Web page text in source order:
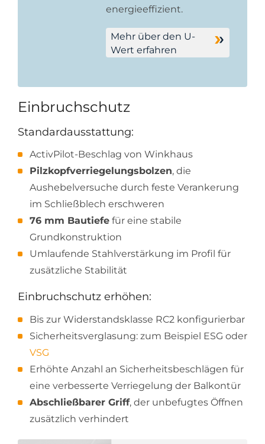
energieeffizient.
Mehr über den U-
Wert erfahren
Einbruchschutz
Standardausstattung:
ActivPilot-Beschlag von Winkhaus
Pilzkopfverriegelungsbolzen, die
Aushebelversuche durch feste Verankerung
im Schließblech erschweren
76 mm Bautiefe für eine stabile
Grundkonstruktion
Umlaufende Stahlverstärkung im Profil für
zusätzliche Stabilität
Einbruchschutz erhöhen:
Bis zur Widerstandsklasse RC2 konfigurierbar
Sicherheitsverglasung: zum Beispiel ESG oder
VSG
Erhöhte Anzahl an Sicherheitsbeschlägen für
eine verbesserte Verriegelung der Balkontür
Abschließbarer Griff, der unbefugtes Öffnen
zusätzlich verhindert